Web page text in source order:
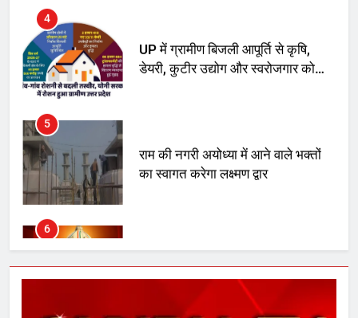
5
राम की नगरी अयोध्या में आने वाले भक्तों
6
उत्तर प्रदेश में गांवों में बढ़ेंगी सुविधाएं: 67%
7
गाजा युद्धविराम को लेकर बड़ी खबरें